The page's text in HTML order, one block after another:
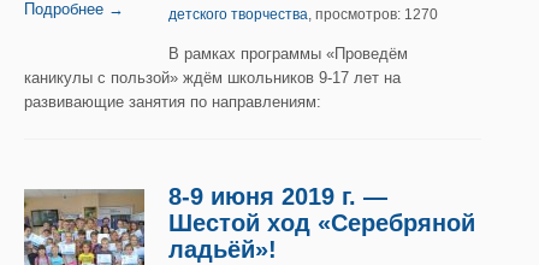
Подробнее →
детского творчества, просмотров: 1270
В рамках программы «Проведём
каникулы с пользой» ждём школьников 9-17 лет на
развивающие занятия по направлениям:
8-9 июня 2019 г. —
Шестой ход «Серебряной
ладьёй»!